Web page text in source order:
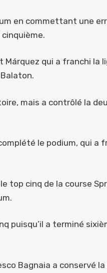
en commettant une
Márquez qui a franchi la
mais a contrôlé la
le podium, qui a
top cinq de la course
puisqu’il a terminé
Bagnaia a conservé